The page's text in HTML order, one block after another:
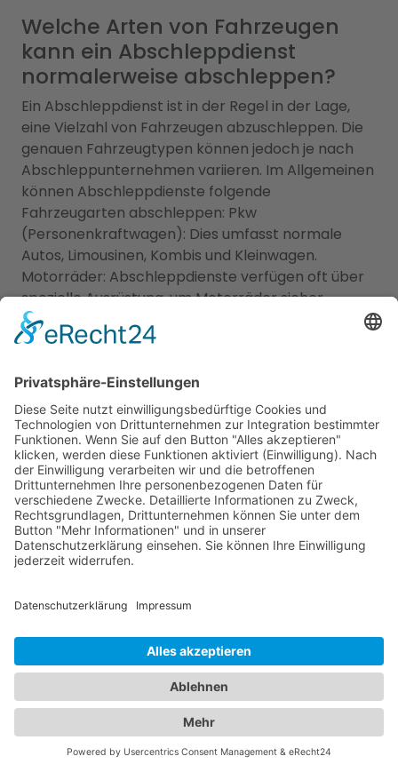
Welche Arten von Fahrzeugen
kann ein Abschleppdienst
normalerweise abschleppen?
Ein Abschleppdienst ist in der Regel in der Lage,
eine Vielzahl von Fahrzeugen abzuschleppen. Die
genauen Fahrzeugtypen können jedoch je nach
Abschleppunternehmen variieren. Im Allgemeinen
können Abschleppdienste folgende
Fahrzeugarten abschleppen: Pkw
(Personenkraftwagen): Dies umfasst normale
Autos, Limousinen, Kombis und Kleinwagen.
Motorräder: Abschleppdienste verfügen oft über
spezielle Ausrüstung, um Motorräder sicher
abzuschleppen. Wohnmobile und Wohnwagen:
Abschleppdienste mit entsprechender Ausrüstung
und Wohnwagen abschleppen. Transporter und
Lieferwagen: Abschleppdienste sind in der Regel in
der Lage, kleinere Nutzfahrzeuge abzuschleppen,
wie z.B. Transporter und Lieferwagen.
Geländewagen und SUVs: Diese Fahrzeugtypen
können ebenfalls von Abschleppdiensten
abgeschleppt werden. Es ist wichtig, vorher mit
dem Abschleppunternehmen Kontakt
aufzunehmen und zu überprüfen, ob sie in der Lage
Einige Abschleppdienste können auch
spezialisierte Ausrüstung für schwere Fahrzeuge
wie Lastwagen oder Busse haben.
Abschleppdienste und Hotels:
Ein umfassendes Angebot für
Ihre Mobilität und Unterkunft
In unserem umfassenden Branchenportal finden